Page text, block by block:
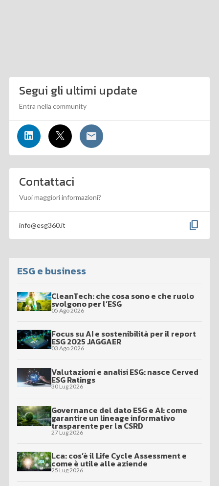
Segui gli ultimi update
Entra nella community
Contattaci
Vuoi maggiori informazioni?
info@esg360.it content_copy
ESG e business
CleanTech: che cosa sono e che ruolo
svolgono per l’ESG
05 Ago 2026
Focus su AI e sostenibilità per il report
ESG 2025 JAGGAER
03 Ago 2026
Valutazioni e analisi ESG: nasce Cerved
ESG Ratings
30 Lug 2026
Governance del dato ESG e AI: come
garantire un lineage informativo
trasparente per la CSRD
27 Lug 2026
Lca: cos’è il Life Cycle Assessment e
come è utile alle aziende
25 Lug 2026